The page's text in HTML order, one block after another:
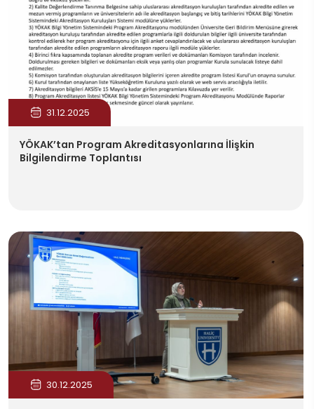
31.12.2025
YÖKAK’tan Program Akreditasyonlarına İlişkin
Bilgilendirme Toplantısı
30.12.2025